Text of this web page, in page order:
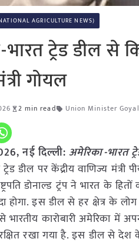
(NATIONAL AGRICULTURE NEWS)
ट्रेड डील से
गोयल
2 min read Union Minister Goyal
नई दिल्ली:अमेरिका-भारत
डील पर केंद्रीय वाणिज्य
डोनाल्ड ट्रंप ने भारत के
होगा. इस डील से हर क्षेत्र के
भारतीय कारोबारी अमेरिका में
रखा गया है. इस डील से देश